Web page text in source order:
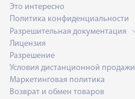
Это интересно
Политика конфиденциальности
Разрешительная документация
Лицензия
Разрешение
Условия дистанционной продажи
Маркетинговая политика
Возврат и обмен товаров